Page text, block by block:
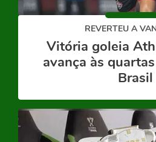
REVERTEU A
Vitória goleia
avança às
Brasil